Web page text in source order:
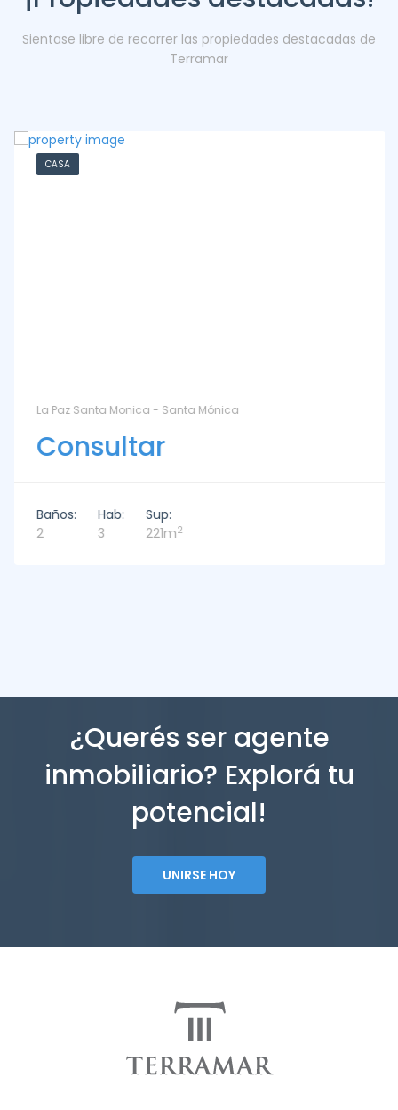
Sientase libre de recorrer las propiedades destacadas de
Terramar
CASA
La Paz Santa Monica - Santa Mónica
Consultar
Baños:
2
Hab:
3
Sup:
221m2
¿Querés ser agente
inmobiliario? Explorá tu
potencial!
UNIRSE HOY